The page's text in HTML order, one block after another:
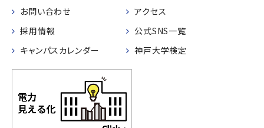
お問い合わせ
アクセス
採用情報
公式SNS一覧
キャンパスカレンダー
神戸大学検定